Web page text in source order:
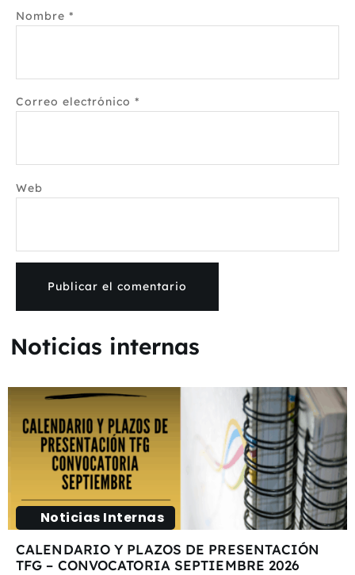
Nombre *
Correo electrónico *
Web
Noticias internas
Noticias Internas
CALENDARIO Y PLAZOS DE PRESENTACIÓN
TFG – CONVOCATORIA SEPTIEMBRE 2026